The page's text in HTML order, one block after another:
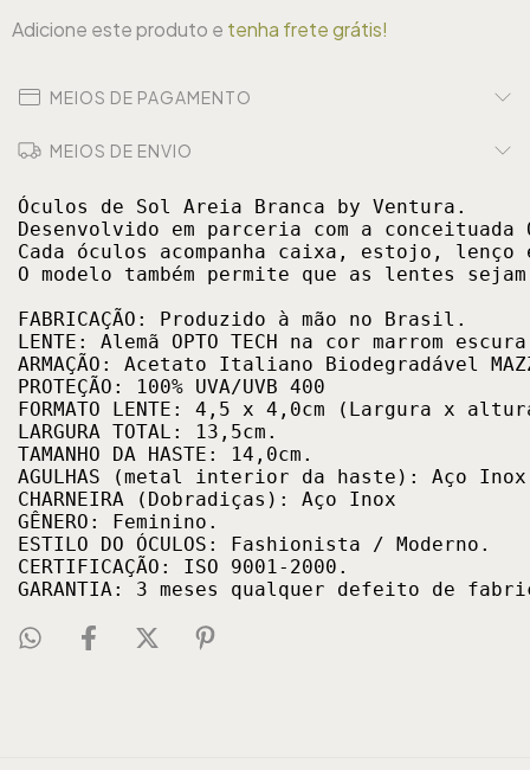
Adicione este produto e tenha frete grátis!
MEIOS DE PAGAMENTO
MEIOS DE ENVIO
Óculos de Sol Areia Branca by Ventura.
Desenvolvido em parceria com a
Cada óculos acompanha caixa, estojo,
O modelo também permite que as lentes
FABRICAÇÃO: Produzido à mão no Brasil.
LENTE: Alemã OPTO TECH na cor marrom
ARMAÇÃO: Acetato Italiano Biodegradável
PROTEÇÃO: 100% UVA/UVB 400
FORMATO LENTE: 4,5 x 4,0cm (Largura x
LARGURA TOTAL: 13,5cm.
TAMANHO DA HASTE: 14,0cm.
AGULHAS (metal interior da haste): Aço
CHARNEIRA (Dobradiças): Aço Inox
GÊNERO: Feminino.
ESTILO DO ÓCULOS: Fashionista / Moderno.
CERTIFICAÇÃO: ISO 9001-2000.
GARANTIA: 3 meses qualquer defeito de